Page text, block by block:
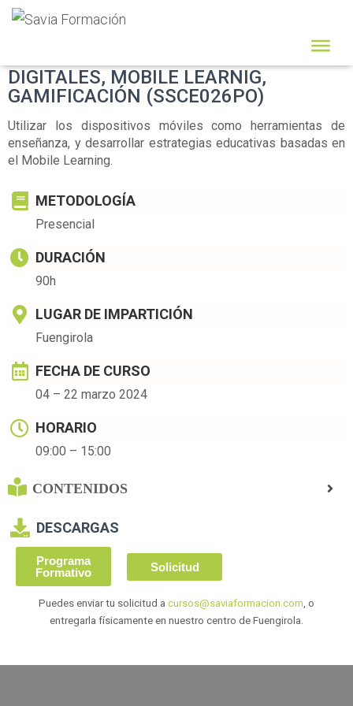
DIGITALES, MOBILE LEARNIG,
GAMIFICACIÓN (SSCE026PO)
Utilizar los dispositivos móviles como herramientas de
enseñanza, y desarrollar estrategias educativas basadas en
el Mobile Learning.
METODOLOGÍA
Presencial
DURACIÓN
90h
LUGAR DE IMPARTICIÓN
Fuengirola
FECHA DE CURSO
04 – 22 marzo 2024
HORARIO
09:00 – 15:00
CONTENIDOS
DESCARGAS
Programa
Formativo
Solicitud
Puedes enviar tu solicitud a cursos@saviaformacion.com, o
entregarla físicamente en nuestro centro de Fuengirola.